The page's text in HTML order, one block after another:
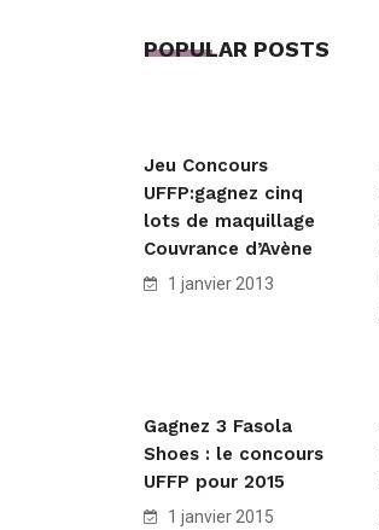
POPULAR POSTS
Jeu Concours
UFFP:gagnez cinq
lots de maquillage
Couvrance d’Avène
1 janvier 2013
Gagnez 3 Fasola
Shoes : le concours
UFFP pour 2015
1 janvier 2015